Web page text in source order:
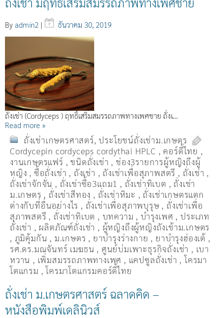
By admin2 | ธันวาคม 30, 2019
ถั่งเช่า (Cordyceps ) ฤทธิ์เสริมสมรรถภาพทางเพศชาย ถั่งเ…
Read more »
ถั่งเช่าเกษตรศาสตร์,ประโยชน์ถั่งเช่าม.เกษตร
Cordycepin cordyceps cordythai HPLC , คอร์ดี้ไทย ,
งานเกษตรแฟร์ ,ชนิดถั่งเช่า ,ช่อง3รายการผู้หญิงถึงผู้
หญิง , ซื้อถั่งเช่า , ถังเช่า , ถังเช่าเพื่อสุภาพสตรี , ถั่งเช่า ,
ถั่งเช่าจักจั่น , ถั่งเช่าซื้อ3แถม1 , ถั่งเช่าทิเบต , ถั่งเช่า
ม.เกษตร , ถั่งเช่าสีทอง , ถั่งเช่าหิมะ , ถั่งเช่าเกษตรแตก
ต่างกับที่อื่นอย่างไร , ถั่งเช่าเพื่อสุภาพบุรุษ , ถั่งเช่าเพื่อ
สุภาพสตรี , ถั่่งเช่าทิเบต , บทความ , บำรุงเพศ ,ประเภท
ถั่งเช่า , ผลิตภัณฑ์ถั่งเช่า , ผู้หญิงถึงผู้หญิงถังเช้าม.เกษตร
, ภูมิคุ้มกัน , ม.เกษตร , ยาบำรุงร่างกาย , ยาบำรุงฮ่องเต้ ,
รศ.ดร.มณจันทร์ เมฆธน , ศูนย์บ่มเพาะธุรกิจถั่งเช่า , เบา
หวาน , เพิ่มสมรรถภาพทางเพศ , แคปซูลถั่งเช่า ,โครมา
โตแกรม ,โครมาโตแกรมคอร์ดี้ไทย
ถั่งเช่า ม.เกษตรศาสตร์ ฉลาดคิด –
หนังสือพิมพ์เดลินิวส์